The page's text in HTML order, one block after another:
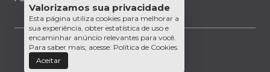
Valorizamos sua privacidade
Esta página utiliza cookies para melhorar a
sua experiência, obter estatística de uso e
encaminhar anúncio relevantes para você.
Para saber mais, acesse: Política de Cookies.
Aceitar